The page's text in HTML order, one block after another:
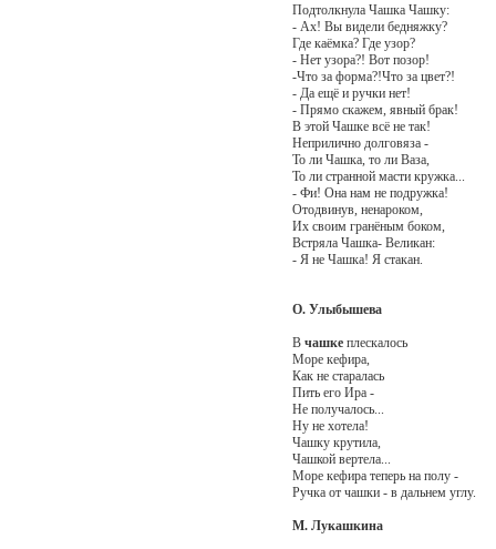
Подтолкнула Чашка Чашку:
- Ах! Вы видели бедняжку?
Где каёмка? Где узор?
- Нет узора?! Вот позор!
-Что за форма?!Что за цвет?!
- Да ещё и ручки нет!
- Прямо скажем, явный брак!
В этой Чашке всё не так!
Неприлично долговяза -
То ли Чашка, то ли Ваза,
То ли странной масти кружка...
- Фи! Она нам не подружка!
Отодвинув, ненароком,
Их своим гранёным боком,
Встряла Чашка- Великан:
- Я не Чашка! Я стакан.
О. Улыбышева
В чашкеплескалось
Море кефира,
Как не старалась
Пить его Ира -
Не получалось...
Ну не хотела!
Чашку крутила,
Чашкой вертела...
Море кефира теперь на полу -
Ручка от чашки - в дальнем углу.
М. Лукашкина